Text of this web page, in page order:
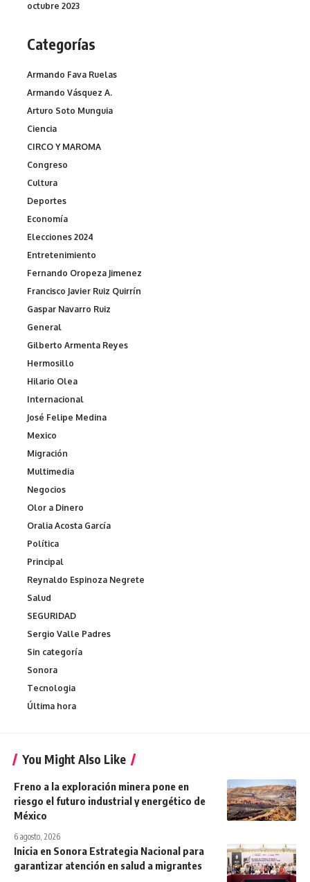
octubre 2023
Categorías
Armando Fava Ruelas
Armando Vásquez A.
Arturo Soto Munguia
Ciencia
CIRCO Y MAROMA
Congreso
Cultura
Deportes
Economía
Elecciones 2024
Entretenimiento
Fernando Oropeza Jimenez
Francisco Javier Ruiz Quirrín
Gaspar Navarro Ruiz
General
Gilberto Armenta Reyes
Hermosillo
Hilario Olea
Internacional
José Felipe Medina
Mexico
Migración
Multimedia
Negocios
Olor a Dinero
Oralia Acosta García
Política
Principal
Reynaldo Espinoza Negrete
Salud
SEGURIDAD
Sergio Valle Padres
Sin categoría
Sonora
Tecnologia
Última hora
You Might Also Like
Freno a la exploración minera pone en
riesgo el futuro industrial y energético de
México
6 agosto, 2026
Inicia en Sonora Estrategia Nacional para
garantizar atención en salud a migrantes